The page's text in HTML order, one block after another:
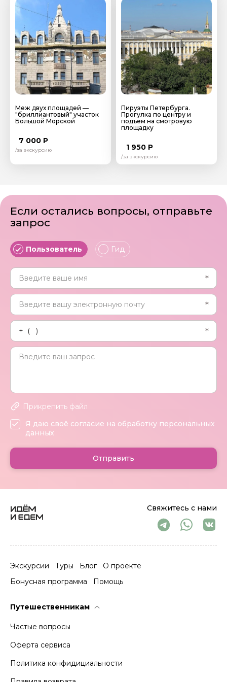
Меж двух площадей —
"бриллиантовый" участок
Большой Морской
7 000 Р
/за экскурсию
Пируэты Петербурга.
Прогулка по центру и
подъем на смотровую
площадку
1 950 Р
/за экскурсию
Свяжитесь с нами
Экскурсии Туры Блог
О проекте
Бонусная программа
Помощь
Путешественникам
Частые вопросы
Оферта сервиса
Политика конфидициальности
Если остались вопросы, отправьте
запрос
Пользователь Гид
Прикрепить файл
Я даю своё согласие на обработку персональных
данных
Отправить
Я даю своё согласие на обработку персональных
данных
Отправить